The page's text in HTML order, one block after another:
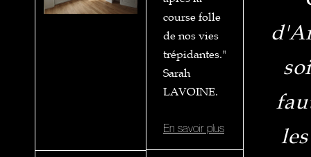
course folle
de nos vies
trépidantes."
Sarah
LAVOINE.
En savoir plus